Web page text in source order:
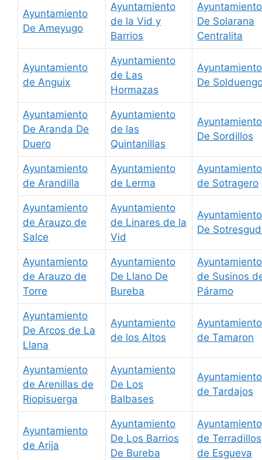
Ayuntamiento
De Ameyugo
Ayuntamiento
de la Vid y
Barrios
Ayuntamiento
De Solarana
Centralita
Ayuntamiento
de Anguix
Ayuntamiento
de Las
Hormazas
Ayuntamiento
De
Ayuntamiento
De Aranda De
Duero
Ayuntamiento
de las
Quintanillas
Ayuntamiento
De Sordillos
Ayuntamiento
de Arandilla
Ayuntamiento
de Lerma
Ayuntamiento
de Sotragero
Ayuntamiento
de Arauzo de
Salce
Ayuntamiento
de Linares de la
Vid
Ayuntamiento
De
Ayuntamiento
de Arauzo de
Torre
Ayuntamiento
De Llano De
Bureba
Ayuntamiento
de Susinos
Páramo
Ayuntamiento
De Arcos de La
Llana
Ayuntamiento
de los Altos
Ayuntamiento
de Tamaron
Ayuntamiento
de Arenillas de
Riopisuerga
Ayuntamiento
De Los
Balbases
Ayuntamiento
de Tardajos
Ayuntamiento
de Arija
Ayuntamiento
De Los Barrios
De Bureba
Ayuntamiento
de Terradillos
de Esgueva